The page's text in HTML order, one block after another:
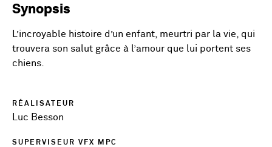
Synopsis
L’incroyable histoire d’un enfant, meurtri par la vie, qui
trouvera son salut grâce à l’amour que lui portent ses
chiens.
RÉALISATEUR
Luc Besson
SUPERVISEUR VFX MPC